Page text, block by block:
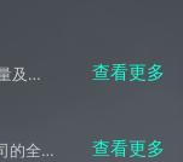
公司成立于2002年，是一家以无线电信号测试测量及侦测应用开发为主营方向，集科研、生产、系统集成、产品销售、工程施工及技术服务于一体的高科技产业实体。
查看更多
公司成立于2018年，是北京乐鱼网站股份有限公司的全资子公司，是成都市天府新区重大招商引资企业，是母公司主要经营业务的承接实体。
查看更多